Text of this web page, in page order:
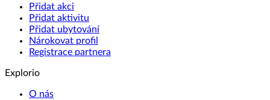
Přidat akci
Přidat aktivitu
Přidat ubytování
Nárokovat profil
Registrace partnera
Explorio
O nás